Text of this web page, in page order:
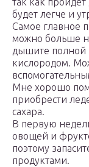
будет легче и
Самое главное
можно больше
дышите полной
кислородом.
Мне хорошо
приобрести
сахара.
В первую
овощей и
поэтому
продуктами.